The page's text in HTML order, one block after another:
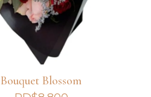
Bouquet Blossom